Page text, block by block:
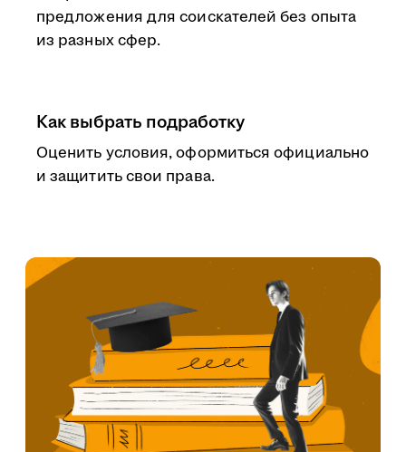
предложения для соискателей без опыта
из разных сфер.
Как выбрать подработку
Оценить условия, оформиться официально
и защитить свои права.